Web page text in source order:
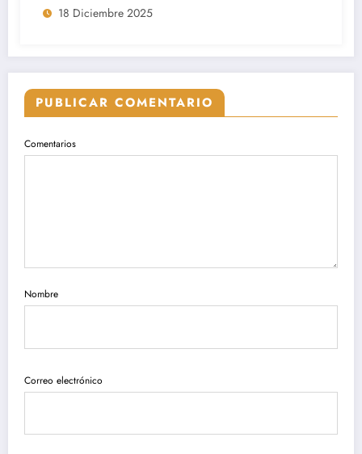
18 Diciembre 2025
PUBLICAR COMENTARIO
Comentarios
Nombre
Correo electrónico